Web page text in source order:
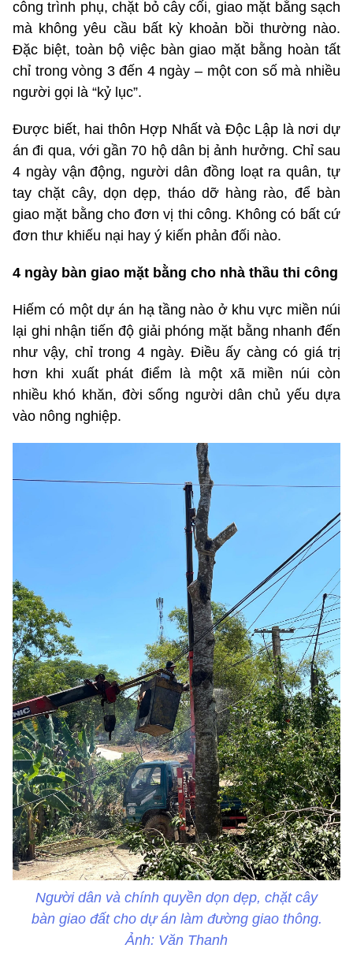
công trình phụ, chặt bỏ cây cối, giao mặt bằng sạch
mà không yêu cầu bất kỳ khoản bồi thường nào.
Đặc biệt, toàn bộ việc bàn giao mặt bằng hoàn tất
chỉ trong vòng 3 đến 4 ngày – một con số mà nhiều
người gọi là “kỷ lục”.
Được biết, hai thôn Hợp Nhất và Độc Lập là nơi dự
án đi qua, với gần 70 hộ dân bị ảnh hưởng. Chỉ sau
4 ngày vận động, người dân đồng loạt ra quân, tự
tay chặt cây, dọn dẹp, tháo dỡ hàng rào, để bàn
giao mặt bằng cho đơn vị thi công. Không có bất cứ
đơn thư khiếu nại hay ý kiến phản đối nào.
4 ngày bàn giao mặt bằng cho nhà thầu thi công
Hiếm có một dự án hạ tầng nào ở khu vực miền núi
lại ghi nhận tiến độ giải phóng mặt bằng nhanh đến
như vậy, chỉ trong 4 ngày. Điều ấy càng có giá trị
hơn khi xuất phát điểm là một xã miền núi còn
nhiều khó khăn, đời sống người dân chủ yếu dựa
vào nông nghiệp.
Người dân và chính quyền dọn dẹp, chặt cây
bàn giao đất cho dự án làm đường giao thông.
Ảnh: Văn Thanh